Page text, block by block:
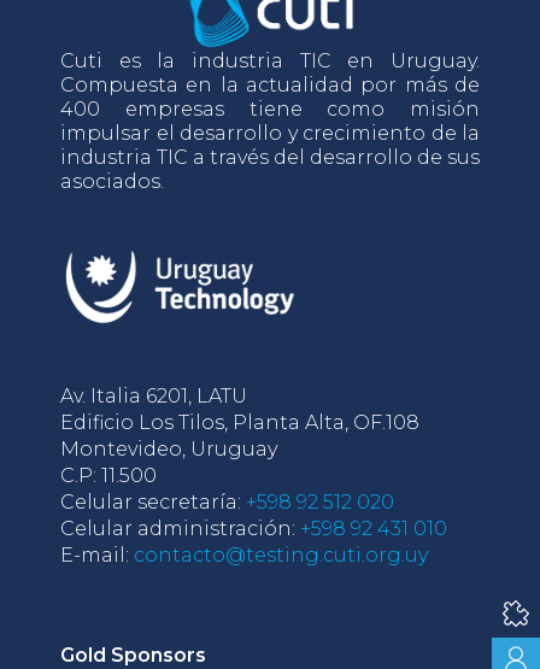
Cuti es la industria TIC en Uruguay.
Compuesta en la actualidad por más de
400 empresas tiene como misión
impulsar el desarrollo y crecimiento de la
industria TIC a través del desarrollo de sus
asociados.
Av. Italia 6201, LATU
Edificio Los Tilos, Planta Alta, OF.108
Montevideo, Uruguay
C.P: 11.500
Celular secretaría: +598 92 512 020
Celular administración: +598 92 431 010
E-mail: contacto@testing.cuti.org.uy
Gold Sponsors